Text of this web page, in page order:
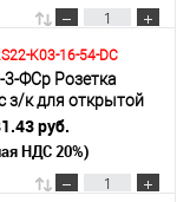
корзину
K03-16-54-DC
3-ФСр Розетка
з/к для открытой
IP54
руб.
НДС 20%)